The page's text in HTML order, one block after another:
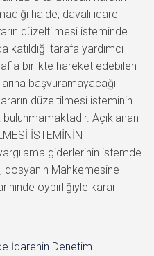
halde, davalı idare
düzeltilmesi isteminde
katıldığı tarafa yardımcı
birlikte hareket edebilen
başvuramayacağı
düzeltilmesi isteminin
Açıklanan
İSTEMİNİN
giderlerinin istemde
dosyanın Mahkemesine
oybirliğiyle karar
İdarenin Denetim